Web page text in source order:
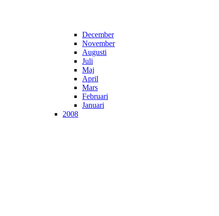
December
November
Augusti
Juli
Maj
April
Mars
Februari
Januari
2008